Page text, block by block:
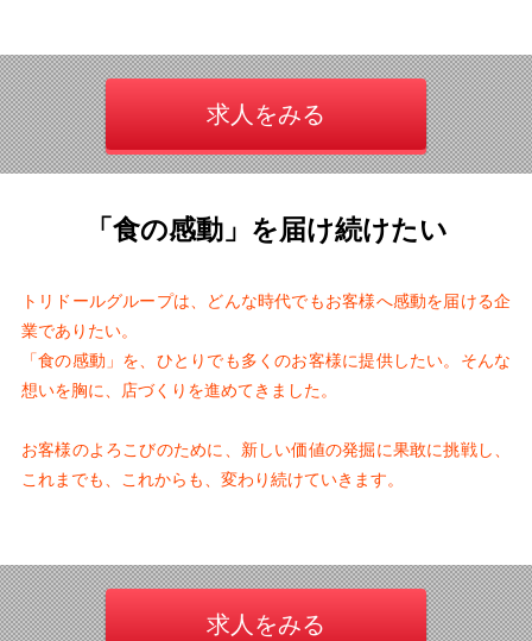
求人をみる
「食の感動」を届け続けたい
トリドールグループは、 どんな時代でもお客様へ感動を届ける企
業でありたい。
「食の感動」を、ひとりでも多くのお客様に提供したい。 そんな
想いを胸に、店づくりを進めてきました。
お客様のよろこびのために、 新しい価値の発掘に果敢に挑戦し、
これまでも、これからも、変わり続けていきます。
求人をみる